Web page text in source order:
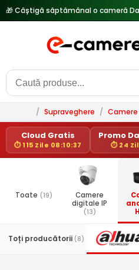
/ Supraveghere /
Cloud Gratis
⏱ 115 Zile 08:10:37
Promo
⏱ 24
Toate (19)
Camere
digitale IP
(13)
Toți producătorii (8)